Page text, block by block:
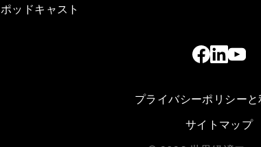
ポッドキャスト
プライバシーポリシー
サイトマップ